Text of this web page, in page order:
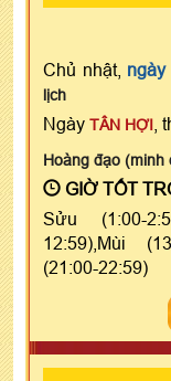
Chủ nhật, ngày
lịch
Ngày TÂN HỢI ,
Hoàng đạo
GIỜ TỐT
Sửu (1:00-
12:59),Mùi
(21:00-22:59)